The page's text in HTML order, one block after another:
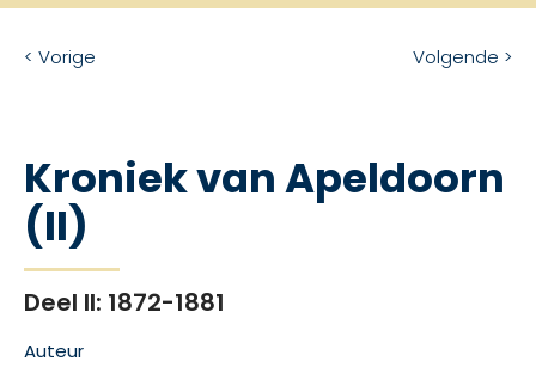
< Vorige Volgende >
Kroniek van Apeldoorn
(II)
Deel II: 1872-1881
Auteur